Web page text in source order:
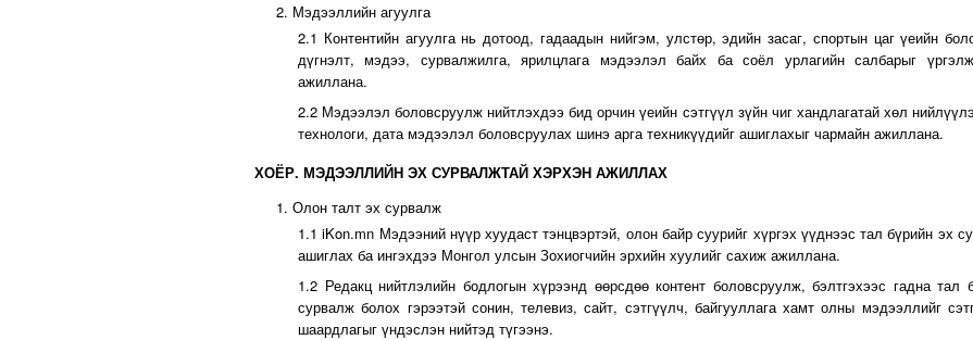
2. Мэдээллийн агуулга
2.1 Контентийн агуулга нь дотоод, гадаадын нийгэм, улстөр, эдийн засаг, спортын цаг үеийн
дүгнэлт, мэдээ, сурвалжилга, ярилцлага мэдээлэл байх ба соёл урлагийн салбарыг
ажиллана.
2.2 Мэдээлэл боловсруулж нийтлэхдээ бид орчин үеийн сэтгүүл зүйн чиг хандлагатай хөл
технологи, дата мэдээлэл боловсруулах шинэ арга техникүүдийг ашиглахыг чармайн ажиллана.
ХОЁР. МЭДЭЭЛЛИЙН ЭХ СУРВАЛЖТАЙ ХЭРХЭН АЖИЛЛАХ
1. Олон талт эх сурвалж
1.1 iKon.mn Мэдээний нүүр хуудаст тэнцвэртэй, олон байр суурийг хүргэх үүднээс тал бүрийн эх
ашиглах ба ингэхдээ Монгол улсын Зохиогчийн эрхийн хуулийг сахиж ажиллана.
1.2 Редакц нийтлэлийн бодлогын хүрээнд өөрсдөө контент боловсруулж, бэлтгэхээс гадна тал
сурвалж болох гэрээтэй сонин, телевиз, сайт, сэтгүүлч, байгууллага хамт олны мэдээллийг
шаардлагыг үндэслэн нийтэд түгээнэ.